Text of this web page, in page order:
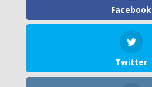
Facebook
Twitter